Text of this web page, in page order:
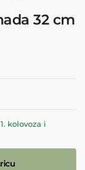
32 cm
kolovoza i